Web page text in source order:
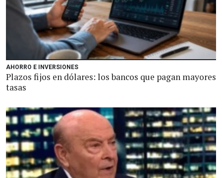
AHORRO E INVERSIONES
Plazos fijos en dólares: los bancos que pagan mayores
tasas